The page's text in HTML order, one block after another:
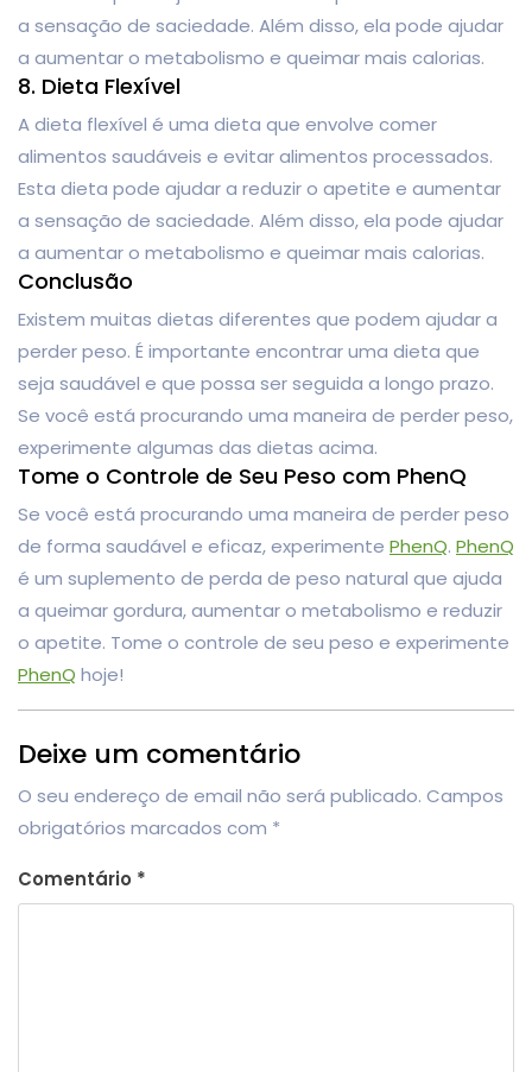
a sensação de saciedade. Além disso, ela pode ajudar
a aumentar o metabolismo e queimar mais calorias.
8. Dieta Flexível
A dieta flexível é uma dieta que envolve comer
alimentos saudáveis ​​e evitar alimentos processados.
Esta dieta pode ajudar a reduzir o apetite e aumentar
a sensação de saciedade. Além disso, ela pode ajudar
a aumentar o metabolismo e queimar mais calorias.
Conclusão
Existem muitas dietas diferentes que podem ajudar a
perder peso. É importante encontrar uma dieta que
seja saudável e que possa ser seguida a longo prazo.
Se você está procurando uma maneira de perder peso,
experimente algumas das dietas acima.
Tome o Controle de Seu Peso com PhenQ
Se você está procurando uma maneira de perder peso
de forma saudável e eficaz, experimente PhenQ. PhenQ
é um suplemento de perda de peso natural que ajuda
a queimar gordura, aumentar o metabolismo e reduzir
o apetite. Tome o controle de seu peso e experimente
PhenQ hoje!
Deixe um comentário
O seu endereço de email não será publicado. Campos
obrigatórios marcados com *
Comentário *